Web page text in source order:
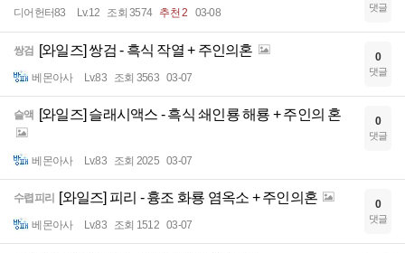
디어헌터83 Lv.12 조회 3574 추천 2 03-08 댓글
쌍검 [와일즈] 쌍검 - 흑식 작열 + 주인의혼
베몬아사 Lv.83 조회 3563 03-07
0
댓글
슬액 [와일즈] 슬래시액스 - 흑식 쇄인룡 해룡 + 주인의 혼
베몬아사 Lv.83 조회 2025 03-07
0
댓글
수렵피리 [와일즈] 피리 - 흉조 화룡 염옥소 + 주인의혼
베몬아사 Lv.83 조회 1512 03-07
0
댓글